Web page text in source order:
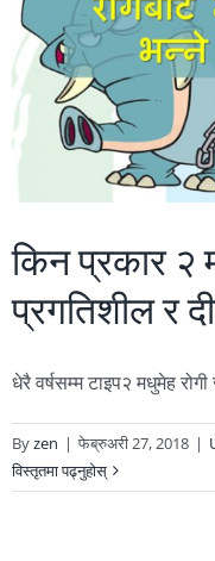
किन प्रकार २
प्रगतिशील र
धेरै वर्षसम्म टाइप२ मधुमेह
Byzen | फेब्रुअरी 27, 2018 |
विस्तृतमा पढ्नुहोस्